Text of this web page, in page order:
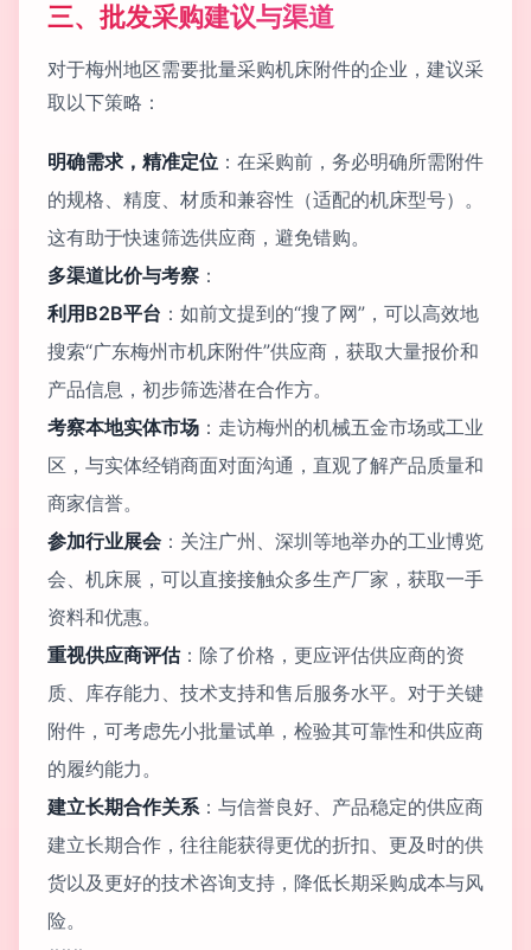
三、批发采购建议与渠道
对于梅州地区需要批量采购机床附件的企业，建议采
取以下策略：
明确需求，精准定位 ：在采购前，务必明确所需附件
的规格、精度、材质和兼容性（适配的机床型号）。
这有助于快速筛选供应商，避免错购。
多渠道比价与考察 ：
利用B2B平台 ：如前文提到的“搜了网”，可以高效地
搜索“广东梅州市机床附件”供应商，获取大量报价和
产品信息，初步筛选潜在合作方。
考察本地实体市场 ：走访梅州的机械五金市场或工业
区，与实体经销商面对面沟通，直观了解产品质量和
商家信誉。
参加行业展会 ：关注广州、深圳等地举办的工业博览
会、机床展，可以直接接触众多生产厂家，获取一手
资料和优惠。
重视供应商评估：除了价格，更应评估供应商的资
质、库存能力、技术支持和售后服务水平。对于关键
附件，可考虑先小批量试单，检验其可靠性和供应商
的履约能力。
建立长期合作关系：与信誉良好、产品稳定的供应商
建立长期合作，往往能获得更优的折扣、更及时的供
货以及更好的技术咨询支持，降低长期采购成本与风
险。